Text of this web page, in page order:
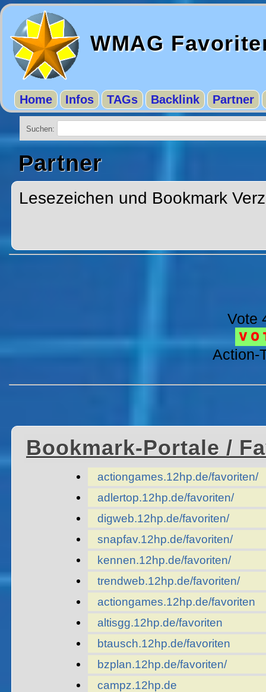
WMAG
Home Infos TAGs Backlink Partner
Suchen:
Partner
Lesezeichen und Bookmark
Vote
Action-
Bookmark-Portale /
actiongames.12hp.de/favoriten/
adlertop.12hp.de/favoriten/
digweb.12hp.de/favoriten/
snapfav.12hp.de/favoriten/
kennen.12hp.de/favoriten/
trendweb.12hp.de/favoriten/
actiongames.12hp.de/favoriten
altisgg.12hp.de/favoriten
btausch.12hp.de/favoriten
bzplan.12hp.de/favoriten/
campz.12hp.de